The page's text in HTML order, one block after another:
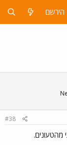
הירשם
#38
מהטעונים.